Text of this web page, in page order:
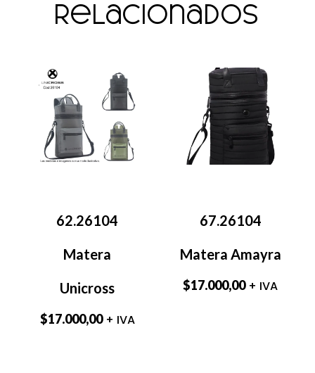
relacionados
62.26104
Matera
Unicross
$17.000,00 + IVA
67.26104
Matera Amayra
$17.000,00 + IVA